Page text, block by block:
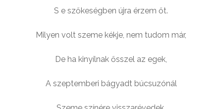
S e szőkeségben újra érzem őt.
Milyen volt szeme kékje, nem tudom már,
De ha kinyílnak ősszel az egek,
A szeptemberi bágyadt búcsuzónál